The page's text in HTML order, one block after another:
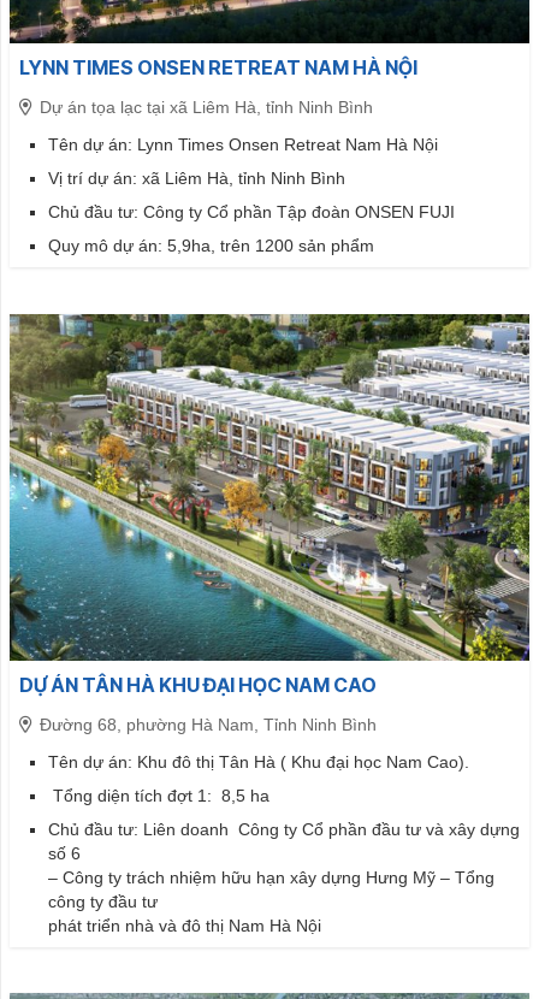
LYNN TIMES ONSEN RETREAT NAM HÀ NỘI
Dự án tọa lạc tại xã Liêm Hà, tỉnh Ninh Bình
Tên dự án: Lynn Times Onsen Retreat Nam Hà Nội
Vị trí dự án: xã Liêm Hà, tỉnh Ninh Bình
Chủ đầu tư: Công ty Cổ phần Tập đoàn ONSEN FUJI
Quy mô dự án: 5,9ha, trên 1200 sản phẩm
DỰ ÁN TÂN HÀ KHU ĐẠI HỌC NAM CAO
Đường 68, phường Hà Nam, Tỉnh Ninh Bình
Tên dự án: Khu đô thị Tân Hà ( Khu đại học Nam Cao).
Tổng diện tích đợt 1: 8,5 ha
Chủ đầu tư: Liên doanh Công ty Cổ phần đầu tư và xây dựng
số 6
– Công ty trách nhiệm hữu hạn xây dựng Hưng Mỹ – Tổng
công ty đầu tư
phát triển nhà và đô thị Nam Hà Nội